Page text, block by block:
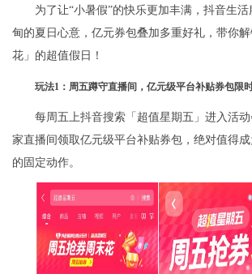
为了让“小暑假”的快乐更加丰满，抖音生
甸的夏日心意，亿元券包叠加多重好礼，带你
花」的超值假日！
玩法1 ：周五蹲守直播间，亿元级平台补贴券包限
每周五上抖音搜索「超值星期五」进入活
家直播间领取亿元级平台补贴券包，绝对值得
的固定动作。